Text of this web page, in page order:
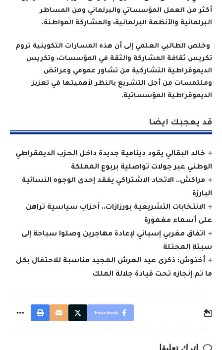
أكثر من العمل المؤسساتي والبرلماني ومن المساطر
البرلمانية والأنظمة البرلمانية، والمشاركة المواطنة.
وخلص الطالبي العلمي إلى أن هذه المسارات التكوينية تروم
تكريس ثقافة المشاركة والثقة في المؤسسات، وتكريس
الديموقراطية التشاركية من تشاور عمومي وعرائض
وملتمسات من أجل التشريع بالنظر لأهميتها في تعزيز
الديموقراطية المؤسساتية.
قد يعجبك ايضا
خالد البقالي يقود دينامية جديدة داخل الحزب الديمقراطي
الوطني عبر جولات تواصلية بربوع المملكة
مراكش.. الاتحاد الاشتراكي يفقد إحدى الوجوه النسائية
البارزة
الانتخابات التشريعية بورزازات.. أحزاب سياسية تراهن
على أسماء مغمورة
اتفاق مغربي إسباني لإعادة مهاجرين وصلوا سباحة إلى
سبتة المحتلة
أخنوش: ذكرى عيد العرش المجيد مناسبة للاحتفال بكل
ما تم إنجازه تحت قيادة جلالة الملك
Facebook
اترك تعليقا